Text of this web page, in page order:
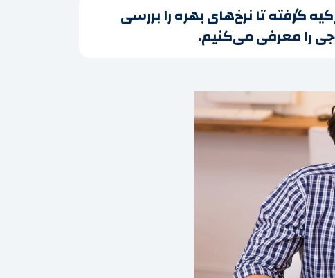
گرفته تا نرخ‌های بهره را بررسی
را معرفی می‌کنیم.